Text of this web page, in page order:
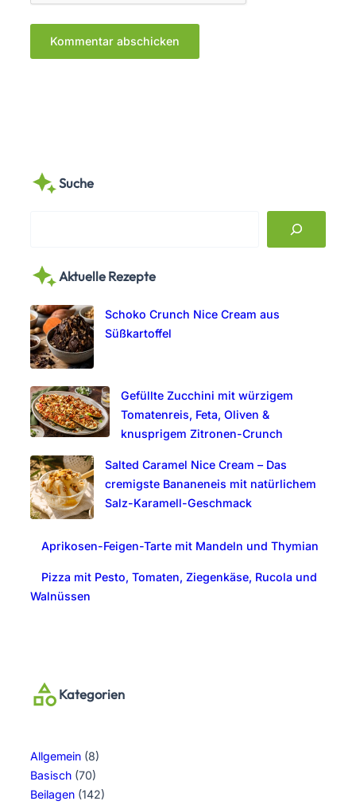
Suche
r
h
Aktuelle Rezepte
Schoko Crunch Nice Cream aus
Süßkartoffel
Gefüllte Zucchini mit würzigem
Tomatenreis, Feta, Oliven &
knusprigem Zitronen-Crunch
Salted Caramel Nice Cream – Das
cremigste Bananeneis mit natürlichem
Salz-Karamell-Geschmack
Aprikosen-Feigen-Tarte mit Mandeln und Thymian
Pizza mit Pesto, Tomaten, Ziegenkäse, Rucola und
Walnüssen
Kategorien
Allgemein (8)
Basisch (70)
Beilagen (142)